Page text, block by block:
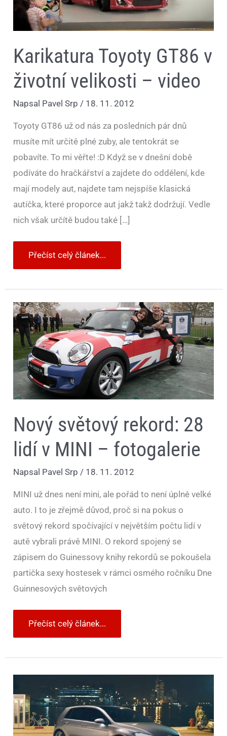
Karikatura Toyoty GT86 v
životní velikosti – video
Napsal Pavel Srp/ 18. 11. 2012
Toyoty GT86 už od nás za posledních pár dnů
musíte mít určitě plné zuby, ale tentokrát se
pobavíte. To mi věřte! :D Když se v dnešní době
podíváte do hračkářství a zajdete do oddělení, kde
mají modely aut, najdete tam nejspíše klasická
autíčka, které proporce aut jakž takž dodržují. Vedle
nich však určítě budou také […]
Přečíst celý článek...
Nový světový rekord: 28
lidí v MINI – fotogalerie
Napsal Pavel Srp/ 18. 11. 2012
MINI už dnes není mini, ale pořád to není úplně velké
auto. I to je zřejmě důvod, proč si na pokus o
světový rekord spočívající v největším počtu lidí v
autě vybrali právě MINI. O rekord spojený se
zápisem do Guinessovy knihy rekordů se pokoušela
partička sexy hostesek v rámci osmého ročníku Dne
Guinnesových světových
Nový
světový
rekord:
28
lidí
v
MINI
–
fotogalerie
Přečíst celý článek...
nový
VW
Golf
ve
spolupráci